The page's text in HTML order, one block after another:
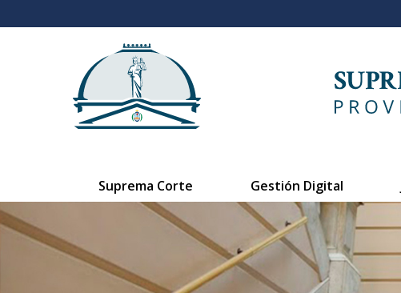
Suprema Corte Gestión Digital